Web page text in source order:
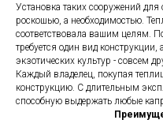
Установка таких сооружений для
роскошью, а необходимостью.
соответствовала вашим целям.
требуется один вид
экзотических культур - совсем
Каждый владелец, покупая
конструкцию. С длительным
способную выдержать любые